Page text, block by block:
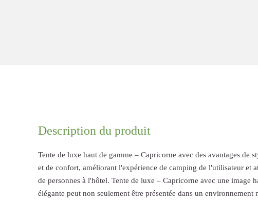
Description du produit
Tente de luxe haut de gamme – Capricorne avec des avantages de
et de confort, améliorant l'expérience de camping de l'utilisateur et
de personnes à l'hôtel. Tente de luxe – Capricorne avec une image
élégante peut non seulement être présentée dans un environnement